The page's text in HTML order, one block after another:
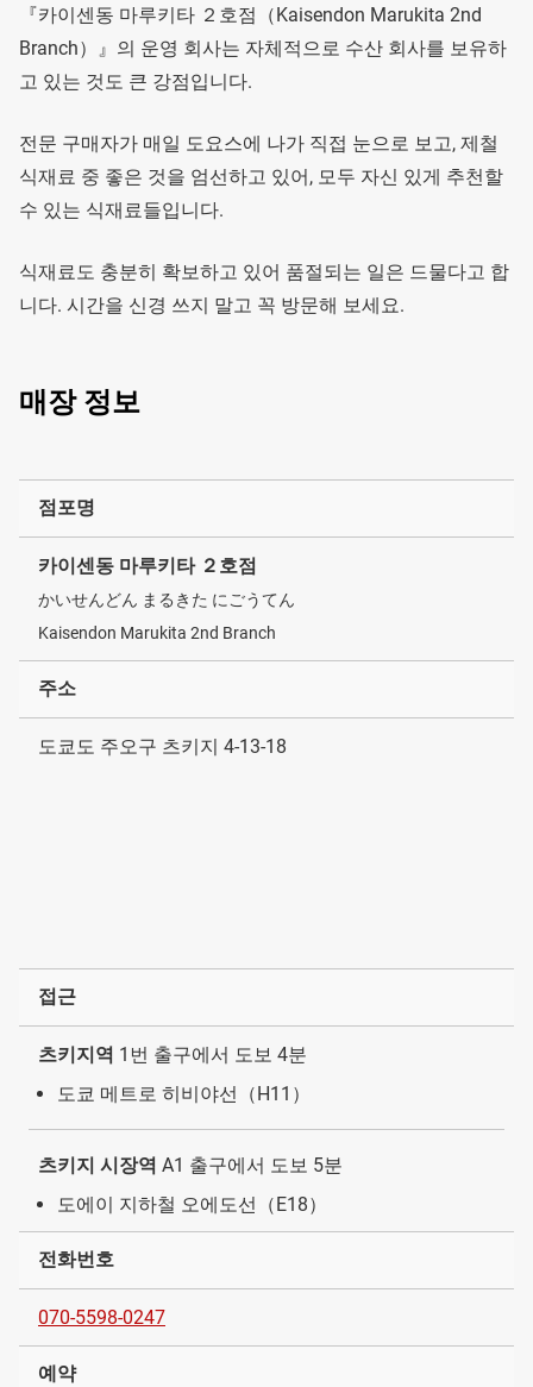
『카이센동 마루키타 ２호점（Kaisendon Marukita 2nd
Branch）』의 운영 회사는 자체적으로 수산 회사를 보유하
고 있는 것도 큰 강점입니다.
전문 구매자가 매일 도요스에 나가 직접 눈으로 보고, 제철
식재료 중 좋은 것을 엄선하고 있어, 모두 자신 있게 추천할
수 있는 식재료들입니다.
식재료도 충분히 확보하고 있어 품절되는 일은 드물다고 합
니다. 시간을 신경 쓰지 말고 꼭 방문해 보세요.
매장 정보
점포명
카이센동 마루키타 ２호점
かいせんどん まるきた にごうてん
Kaisendon Marukita 2nd Branch
주소
도쿄도 주오구 츠키지 4-13-18
접근
츠키지역 1번 출구에서 도보 4분
도쿄 메트로 히비야선（H11）
츠키지 시장역 A1 출구에서 도보 5분
도에이 지하철 오에도선（E18）
전화번호
070-5598-0247
예약